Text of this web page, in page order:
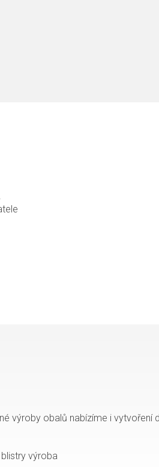
obalů nabízíme i vytvoření